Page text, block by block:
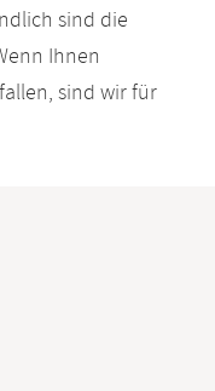
sind die
Ihnen
sind wir für